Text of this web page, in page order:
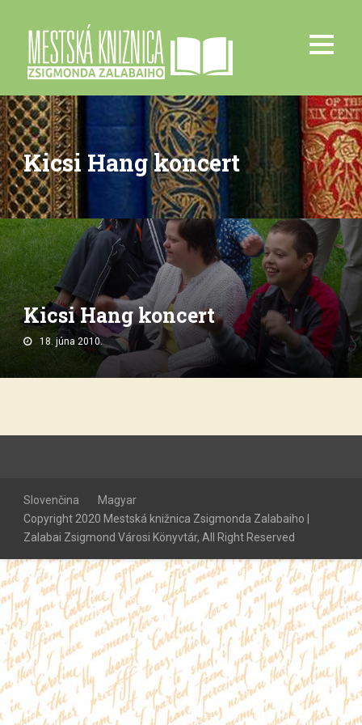
Kicsi Hang koncert
Kicsi Hang koncert
18. júna 2010.
Slovenčina
Magyar
Copyright 2020 Mestská knižnica Zsigmonda Zalabaiho |
Zalabai Zsigmond Városi Könyvtár, All Right Reserved